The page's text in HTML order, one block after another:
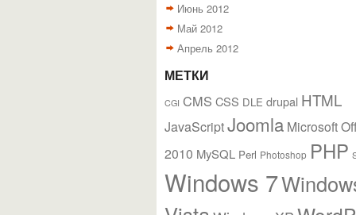
Июнь 2012
Май 2012
Апрель 2012
МЕТКИ
CGI CMS CSS DLE drupal HTML
JavaScriptJoomla Microsoft
2010 MySQL Perl Photoshop PHP
Windows 7